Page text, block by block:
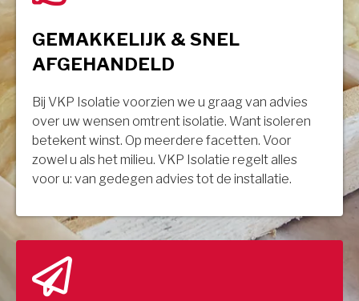
GEMAKKELIJK & SNEL
AFGEHANDELD
Bij VKP Isolatie voorzien we u graag van advies
over uw wensen omtrent isolatie. Want isoleren
betekent winst. Op meerdere facetten. Voor
zowel u als het milieu. VKP Isolatie regelt alles
voor u: van gedegen advies tot de installatie.